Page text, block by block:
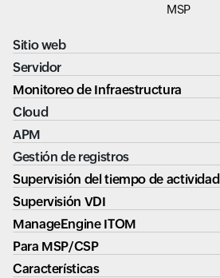
MSP
Sitio web
Servidor
Monitoreo de Infraestructura
Cloud
APM
Gestión de registros
Supervisión del tiempo de actividad
Supervisión VDI
ManageEngine ITOM
Para MSP/CSP
Características